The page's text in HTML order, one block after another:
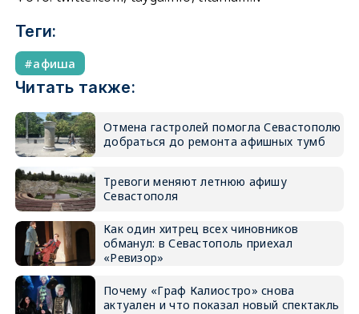
Теги:
афиша
Читать также:
Отмена гастролей помогла Севастополю
добраться до ремонта афишных тумб
Тревоги меняют летнюю афишу
Севастополя
Как один хитрец всех чиновников
обманул: в Севастополь приехал
«Ревизор»
Почему «Граф Калиостро» снова
актуален и что показал новый спектакль